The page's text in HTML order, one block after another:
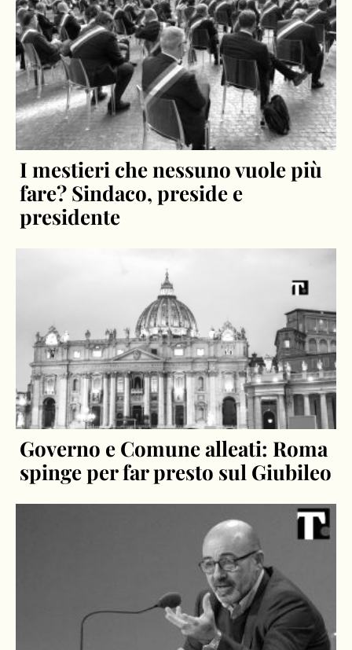
I mestieri che nessuno vuole più
fare? Sindaco, preside e
presidente
Governo e Comune alleati: Roma
spinge per far presto sul Giubileo